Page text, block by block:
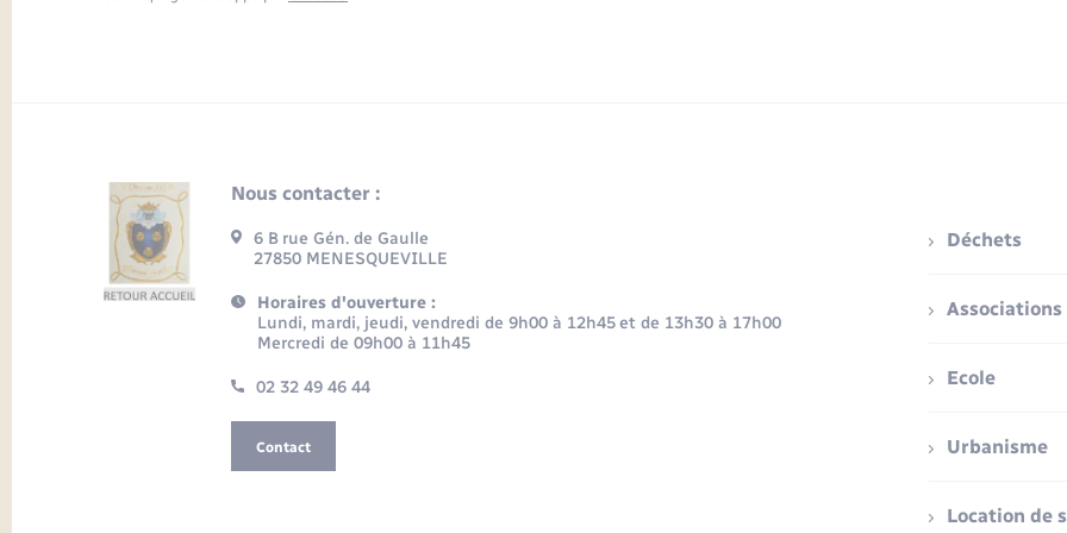
Nous contacter :
6 B rue Gén. de Gaulle
27850 MENESQUEVILLE
Horaires d'ouverture :
Lundi, mardi, jeudi, vendredi de 9h00 à 12h45 et de 13h30 à 17h00
Mercredi de 09h00 à 11h45
02 32 49 46 44
Contact
Déchets
Associations
Ecole
Urbanisme
Location de